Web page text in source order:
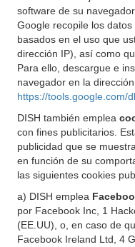
software de su
Google recopile los
basados en el uso que
dirección IP), así como
Para ello, descargue e
navegador en la
https://tools.google.com/
DISH también emplea
con fines publicitarios.
publicidad que se
en función de su
las siguientes cookies
a) DISH emplea
por Facebook Inc, 1
(EE.UU), o, en caso de
Facebook Ireland Ltd, 4